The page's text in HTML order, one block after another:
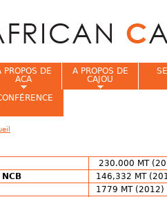
230.000 MT
146,332 MT
1779 MT
PROPOS DE
ACA
A PROPOS DE
CAJOU